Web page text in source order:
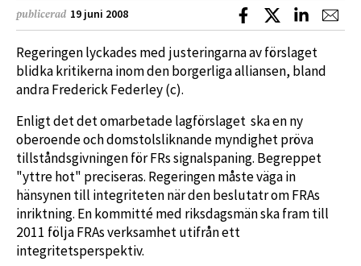
publicerad 19 juni 2008 Dela på Facebook
Dela på XDela på
Regeringen lyckades med justeringarna av förslaget
blidka kritikerna inom den borgerliga alliansen, bland
andra Frederick Federley (c).
Enligt det det omarbetade lagförslaget ska en ny
oberoende och domstolsliknande myndighet pröva
tillståndsgivningen för FRs signalspaning. Begreppet
"yttre hot" preciseras. Regeringen måste väga in
hänsynen till integriteten när den beslutatr om FRAs
inriktning. En kommitté med riksdagsmän ska fram till
2011 följa FRAs verksamhet utifrån ett
integritetsperspektiv.